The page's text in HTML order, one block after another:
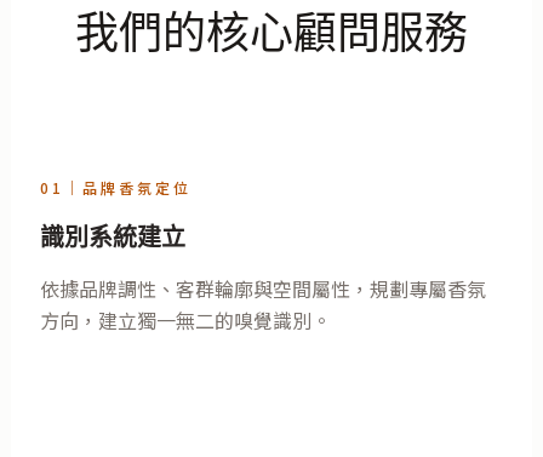
我們的核心顧問服務
01｜品牌香氛定位
識別系統建立
依據品牌調性、客群輪廓與空間屬性，規劃專屬香氛
方向，建立獨一無二的嗅覺識別。